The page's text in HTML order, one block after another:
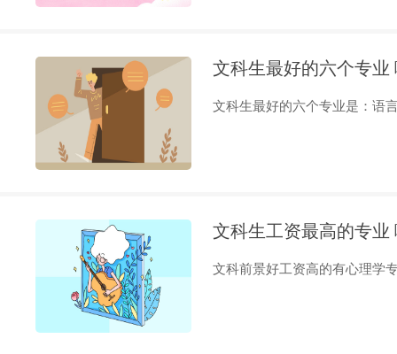
文科生最好的六个专业
文科生最好的六个专业是：语
文科生工资最高的专业
文科前景好工资高的有心理学